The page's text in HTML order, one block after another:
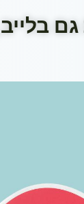
בלייב,